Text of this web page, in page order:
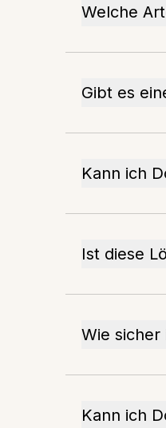
Welche
Gibt es
Kann ich
Ist diese
Wie
Kann ich